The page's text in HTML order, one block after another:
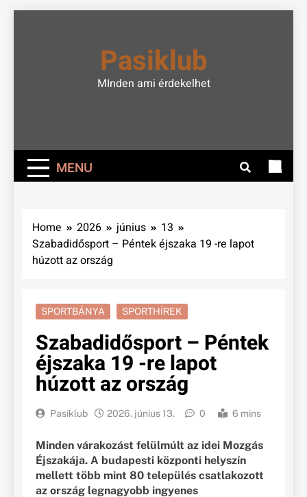
Pasiklub
MInden ami érdekelhet
MENU
Home 2026 június
13
Szabadidősport – Péntek éjszaka 19 -re lapot
húzott az ország
SPORTBÁNYA SPORTHÍREK
Szabadidősport – Péntek
éjszaka 19 -re lapot
húzott az ország
Pasiklub 2026. június 13. 0 6 mins
Minden várakozást felülmúlt az idei Mozgás
Éjszakája. A budapesti központi helyszín
mellett több mint 80 település csatlakozott
az ország legnagyobb ingyenes